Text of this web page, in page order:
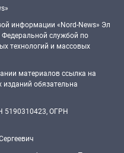
информации «Nord-News» Эл
службой по
технологий и массовых
материалов ссылка на
изданий обязательна
5190310423, ОГРН